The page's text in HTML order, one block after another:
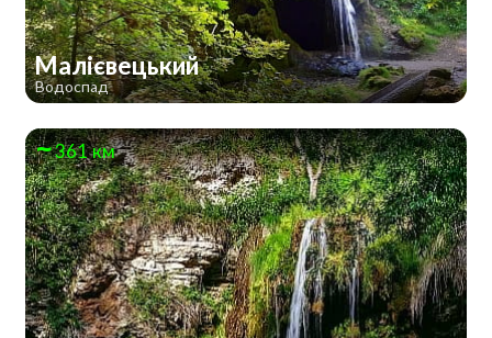
Малієвецький
Водоспад
361 км